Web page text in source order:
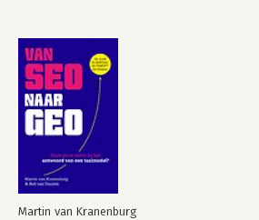
Martin van Kranenburg